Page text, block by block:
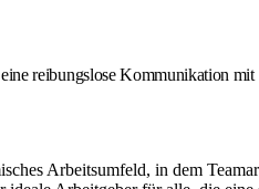
reibungslose Kommunikation
Arbeitsumfeld, in dem